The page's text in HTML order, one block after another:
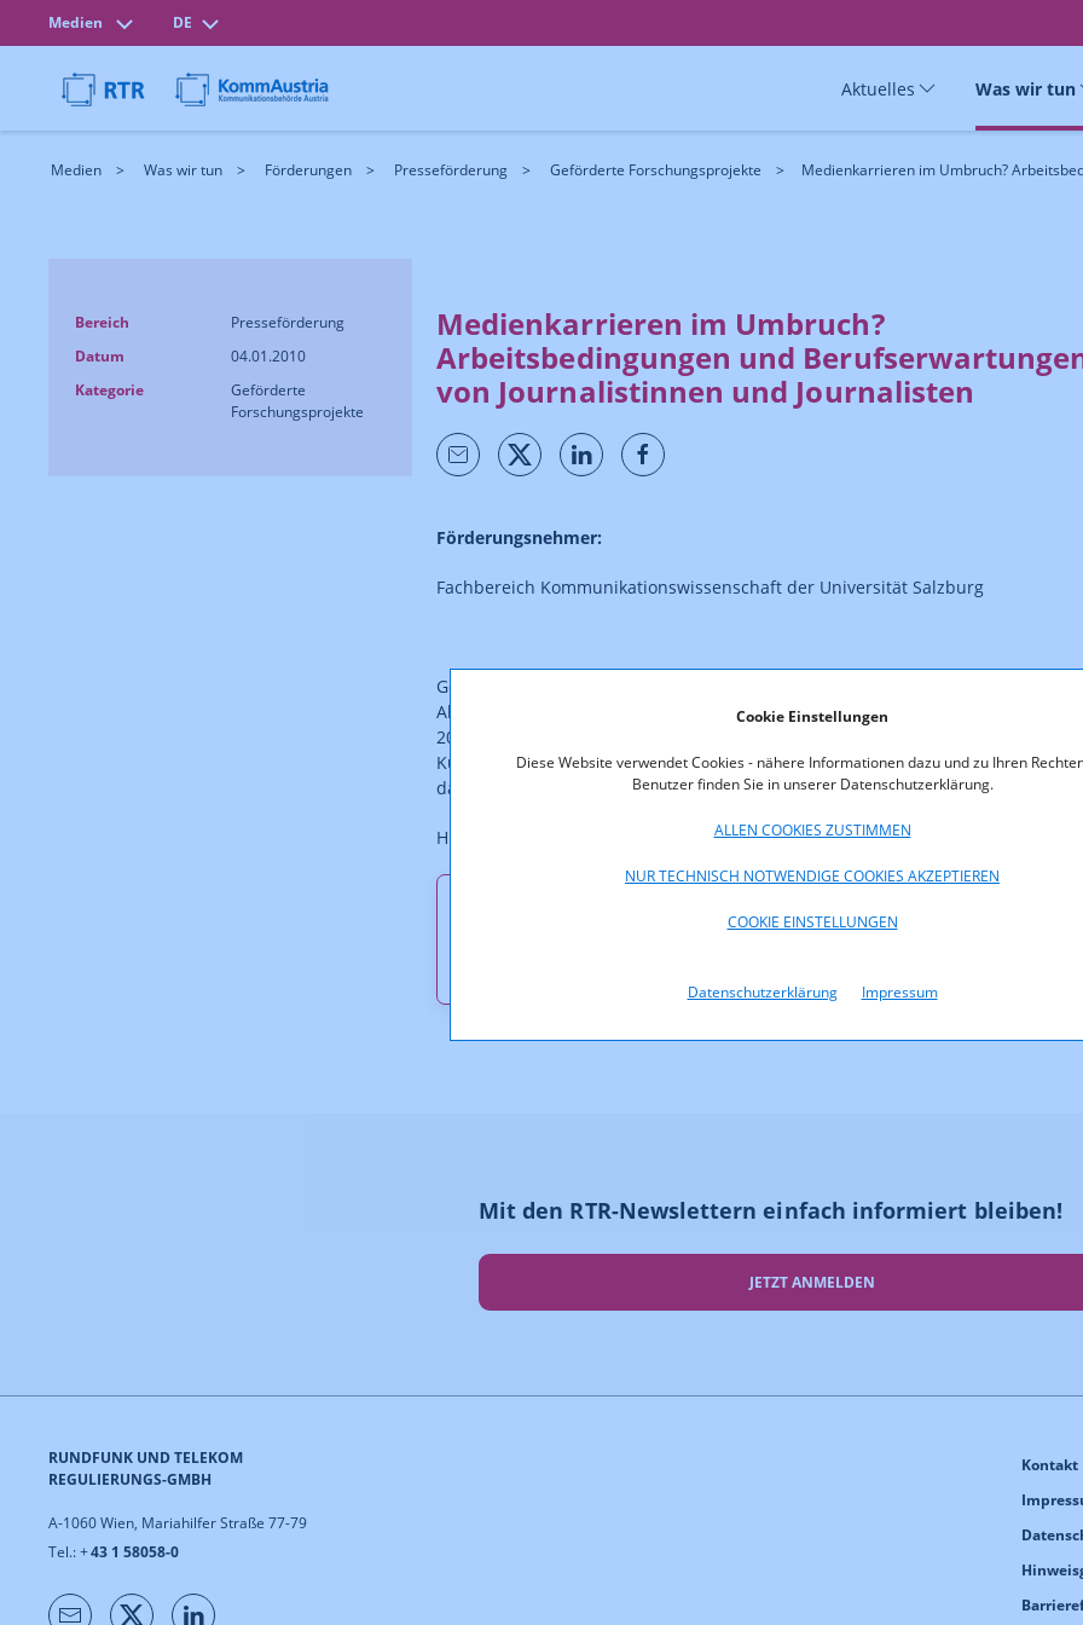
Cookie Einstellungen
Diese Website verwendet Cookies - nähere Informationen dazu und zu Ihren
Benutzer finden Sie in unserer Datenschutzerklärung.
ALLEN COOKIES ZUSTIMMEN
NUR TECHNISCH NOTWENDIGE COOKIES AKZEPTIEREN
COOKIE EINSTELLUNGEN
Datenschutzerklärung Impressum
Medien DE
Aktuelles Was wir tun
Medien Was wir tun Förderungen Presseförderung Geförderte Forschungsprojekte Medienkarrieren im Umbruch?
Bereich
Presseförderung
Datum
04.01.2010
Kategorie
Geförderte
Forschungsprojekte
Medienkarrieren im Umbruch?
Arbeitsbedingungen und
von Journalistinnen und Journalisten
Förderungsnehmer:
Fachbereich Kommunikationswissenschaft der Universität Salzburg
Gemäß Punkt 19.5 der Richtlinien für den Beobachtungszeitraum 2009 sind nach
Abschluss eines geförderten Forschungsprojektes gemäß § 11 Abs.3 PresseFG
2004 ein schriftlicher Endbericht und eine Kurzfassung vorzulegen. In der
Kurzfassung sind die wichtigsten Ergebnisse und deren mögliche
darzustellen. Die Kurzfassung wird von der KommAustria veröffentlicht.
Hier finden Sie den Kurzbericht zum Download:
Mit den RTR-Newslettern einfach informiert bleiben!
JETZT ANMELDEN
RUNDFUNK UND TELEKOM
REGULIERUNGS-GMBH
A-1060 Wien, Mariahilfer Straße 77-79
Tel.: +43 1 58058-0
Kontakt